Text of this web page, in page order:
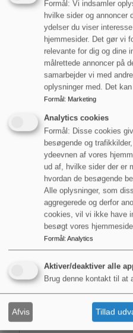
Toyota 8FBEKT18
Art
Brugte maskiner,Brugt
Kapacitet
1800 kg
Løftehøjde
4700 mm
Byggehøjde
2120 mm
Læs mere
154.500,00kr.
ekskl. moms
Formål: Vi indsamler
hvilke sider og annoncer
ydelser du viser
hjemmesider. Det gør vi
relevante for dig og dine
målrettede annoncer på
samarbejder vi med
oplysninger med. Det
Formål: Marketing
Analytics cookies
Formål: Disse cookies
besøgende og
ydeevnen af vores
ud af, hvilke sider der er
hvordan de besøgende
Alle oplysninger, som
aggregerede og derfor
cookies, vil vi ikke have
besøgt vores
Formål: Analytics
Aktiver/deaktiver alle
Brug denne kontakt til at
Afvis Tillad